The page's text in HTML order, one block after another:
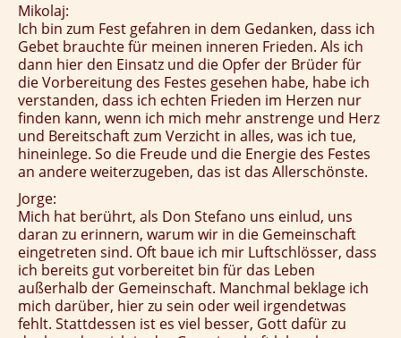
Mikolaj:
Ich bin zum Fest gefahren in dem Gedanken, dass ich
Gebet brauchte für meinen inneren Frieden. Als ich
dann hier den Einsatz und die Opfer der Brüder für
die Vorbereitung des Festes gesehen habe, habe ich
verstanden, dass ich echten Frieden im Herzen nur
finden kann, wenn ich mich mehr anstrenge und Herz
und Bereitschaft zum Verzicht in alles, was ich tue,
hineinlege. So die Freude und die Energie des Festes
an andere weiterzugeben, das ist das Allerschönste.
Jorge:
Mich hat berührt, als Don Stefano uns einlud, uns
daran zu erinnern, warum wir in die Gemeinschaft
eingetreten sind. Oft baue ich mir Luftschlösser, dass
ich bereits gut vorbereitet bin für das Leben
außerhalb der Gemeinschaft. Manchmal beklage ich
mich darüber, hier zu sein oder weil irgendetwas
fehlt. Stattdessen ist es viel besser, Gott dafür zu